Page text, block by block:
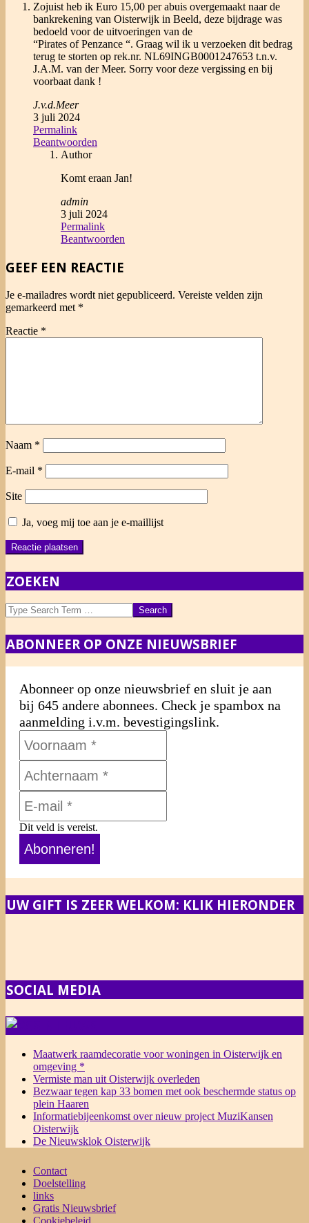
Zojuist heb ik Euro 15,00 per abuis overgemaakt naar de
bankrekening van Oisterwijk in Beeld, deze bijdrage was
bedoeld voor de uitvoeringen van de
“Pirates of Penzance “. Graag wil ik u verzoeken dit bedrag
terug te storten op rek.nr. NL69INGB0001247653 t.n.v.
J.A.M. van der Meer. Sorry voor deze vergissing en bij
voorbaat dank !
J.v.d.Meer
3 juli 2024
Permalink
Beantwoorden
Author
Komt eraan Jan!
admin
3 juli 2024
Permalink
Beantwoorden
GEEF EEN REACTIE
Je e-mailadres wordt niet gepubliceerd. Vereiste velden zijn
gemarkeerd met *
Reactie *
Naam *
E-mail *
Site
Ja, voeg mij toe aan je e-maillijst
ZOEKEN
Search
ABONNEER OP ONZE NIEUWSBRIEF
Abonneer op onze nieuwsbrief en sluit je aan
bij 645 andere abonnees. Check je spambox na
aanmelding i.v.m. bevestigingslink.
Dit veld is vereist.
UW GIFT IS ZEER WELKOM: KLIK HIERONDER
SOCIAL MEDIA
Maatwerk raamdecoratie voor woningen in Oisterwijk en
omgeving *
Vermiste man uit Oisterwijk overleden
Bezwaar tegen kap 33 bomen met ook beschermde status op
plein Haaren
Informatiebijeenkomst over nieuw project MuziKansen
Oisterwijk
De Nieuwsklok Oisterwijk
Contact
Doelstelling
links
Gratis Nieuwsbrief
Cookiebeleid